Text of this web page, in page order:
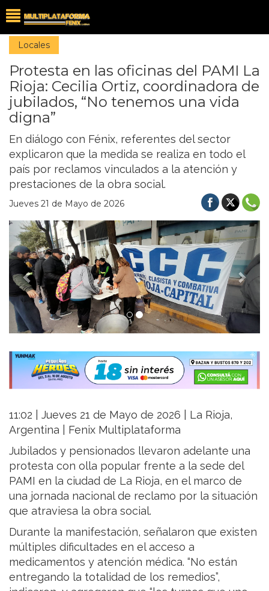
Locales
Protesta en las oficinas del PAMI La
Rioja: Cecilia Ortiz, coordinadora de
jubilados, “No tenemos una vida
digna”
En diálogo con Fénix, referentes del sector
explicaron que la medida se realiza en todo el
país por reclamos vinculados a la atención y
prestaciones de la obra social.
Jueves 21 de Mayo de 2026
Previous Next
11:02 | Jueves 21 de Mayo de 2026 | La Rioja,
Argentina | Fenix Multiplataforma
Jubilados y pensionados llevaron adelante una
protesta con olla popular frente a la sede del
PAMI en la ciudad de La Rioja, en el marco de
una jornada nacional de reclamo por la situación
que atraviesa la obra social.
Durante la manifestación, señalaron que existen
múltiples dificultades en el acceso a
medicamentos y atención médica. “No están
entregando la totalidad de los remedios”,